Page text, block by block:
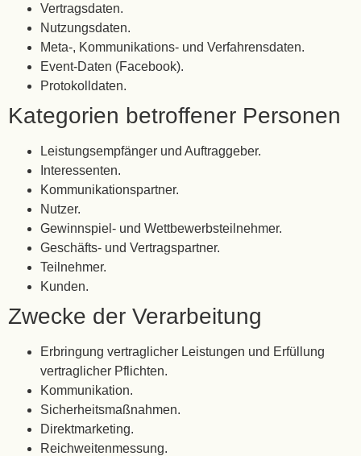
Vertragsdaten.
Nutzungsdaten.
Meta-, Kommunikations- und Verfahrensdaten.
Event-Daten (Facebook).
Protokolldaten.
Kategorien betroffener Personen
Leistungsempfänger und Auftraggeber.
Interessenten.
Kommunikationspartner.
Nutzer.
Gewinnspiel- und Wettbewerbsteilnehmer.
Geschäfts- und Vertragspartner.
Teilnehmer.
Kunden.
Zwecke der Verarbeitung
Erbringung vertraglicher Leistungen und Erfüllung
vertraglicher Pflichten.
Kommunikation.
Sicherheitsmaßnahmen.
Direktmarketing.
Reichweitenmessung.